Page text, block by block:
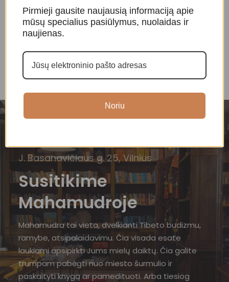
Smilkalai ir kvapai,
Tibetietiški smilkalai
Smilkalai ir kvapai,
Tibetietiški smilkalai
J. Basanavičiaus g. 25, Vilnius
Susitikime
Mahamudroje
Mahamudra tai vieta, dvelkianti Tibeto budizmu,
ramybe, atsipalaidavimu. Čia visada esate
laukiami apsipirkti Jums mielų daiktų. Čia galite
trumpam pabėgti nuo miesto šurmulio ir
paskaityti knygą ar pamedituoti. Arba tiesiog
Pirmieji gausite naujausią informaciją apie
mūsų specialius pasiūlymus, nuolaidas ir
naujienas.
Noriu